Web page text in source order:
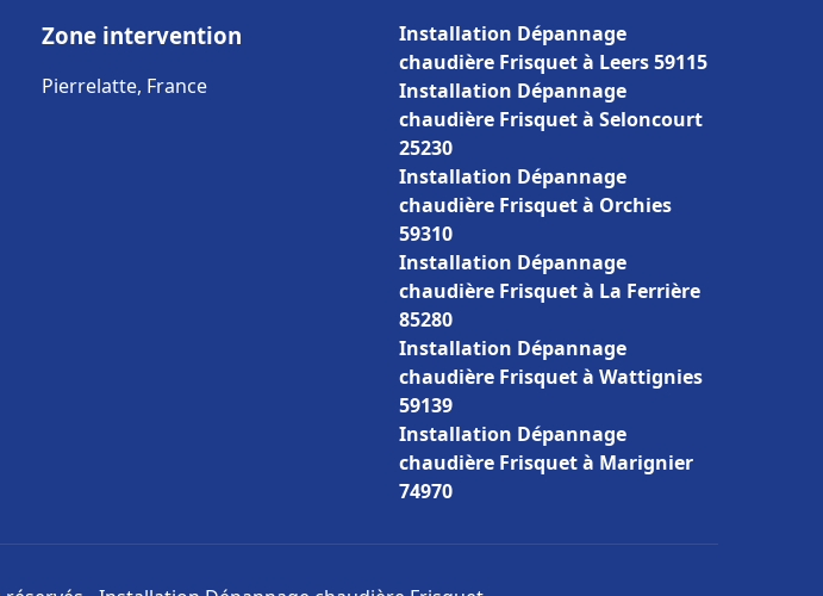
Zone intervention
Pierrelatte, France
Installation Dépannage
chaudière Frisquet à Leers 59115
Installation Dépannage
chaudière Frisquet à Seloncourt
25230
Installation Dépannage
chaudière Frisquet à Orchies
59310
Installation Dépannage
chaudière Frisquet à La Ferrière
85280
Installation Dépannage
chaudière Frisquet à Wattignies
59139
Installation Dépannage
chaudière Frisquet à Marignier
74970